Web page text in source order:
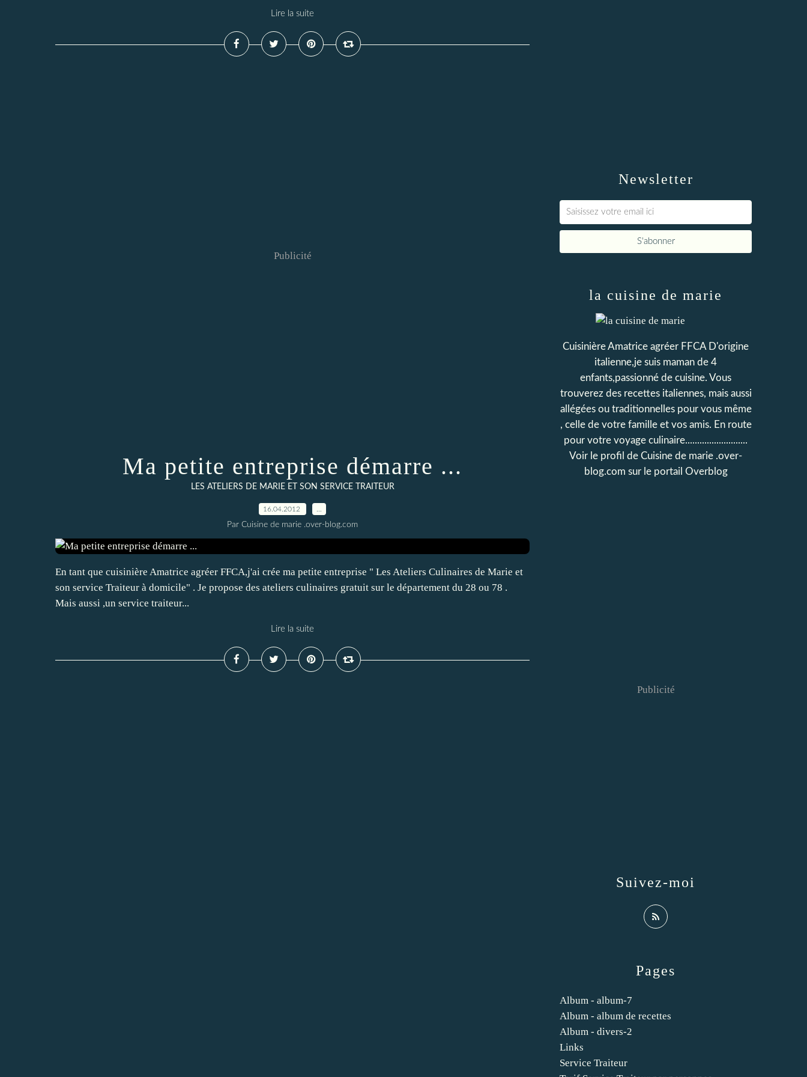
Lire la suite
Publicité
Ma petite entreprise démarre ...
LES ATELIERS DE MARIE ET SON SERVICE TRAITEUR
16.04.2012
Par Cuisine de marie .over-blog.com
En tant que cuisinière Amatrice agréer FFCA,j'ai crée ma petite entreprise " Les Ateliers Culinaires de Marie et
son service Traiteur à domicile" . Je propose des ateliers culinaires gratuit sur le département du 28 ou 78 .
Mais aussi ,un service traiteur...
Lire la suite
Newsletter
Pages
Album - album-7
Album - album de recettes
Album - divers-2
Links
Service Traiteur
la cuisine de marie
Cuisinière Amatrice agréer FFCA D'origine
italienne,je suis maman de 4
enfants,passionné de cuisine. Vous
trouverez des recettes italiennes, mais aussi
allégées ou traditionnelles pour vous même
, celle de votre famille et vos amis. En route
pour votre voyage culinaire..........................
Voir le profil de Cuisine de marie .over-
blog.com sur le portail Overblog
Suivez-moi
Publicité